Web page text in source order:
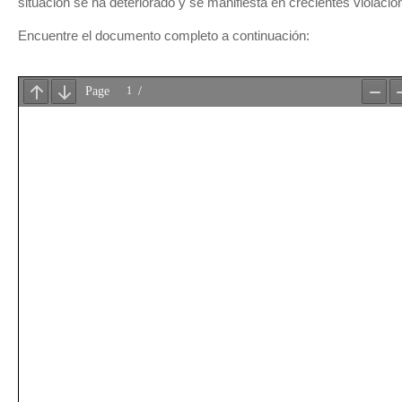
Encuentre el documento completo a continuación: